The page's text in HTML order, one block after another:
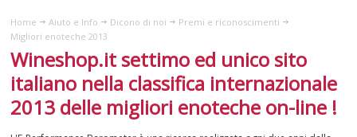
BIANCHI
ROSATI
SPUMANTI
Home Aiuto e Info Dicono di noi
Premi e riconoscimenti
Migliori enoteche 2013
Wineshop.it settimo ed unico sito
italiano nella classifica internazionale
2013 delle migliori enoteche on-line !